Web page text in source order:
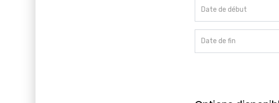
Date de début
Date de fin